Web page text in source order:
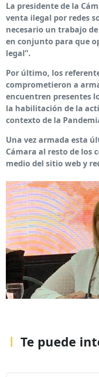
La presidente de la
venta ilegal por redes
necesario un trabajo
en conjunto para que
legal”.
Por último, los
comprometieron a
encuentren presentes
la habilitación de la
contexto de la
Una vez armada esta
Cámara al resto de los
medio del sitio web y
Te puede